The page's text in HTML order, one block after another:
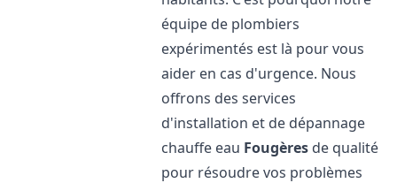
équipe de plombiers
expérimentés est là pour vous
aider en cas d'urgence. Nous
offrons des services
d'installation et de dépannage
chauffe eau Fougères de qualité
pour résoudre vos problèmes